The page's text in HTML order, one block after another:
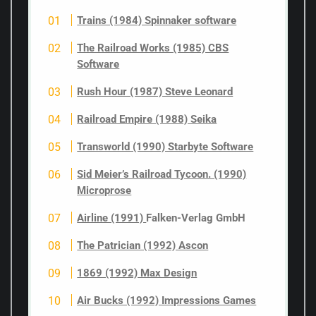
Trains (1984) Spinnaker software
The Railroad Works (1985) CBS
Software
Rush Hour (1987) Steve Leonard
Railroad Empire (1988) Seika
Transworld (1990) Starbyte Software
Sid Meier’s Railroad Tycoon. (1990)
Microprose
Airline (1991) Falken-Verlag GmbH
The Patrician (1992) Ascon
1869 (1992) Max Design
Air Bucks (1992) Impressions Games